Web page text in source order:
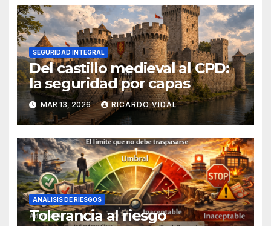
SEGURIDAD INTEGRAL
Del castillo medieval al CPD:
la seguridad por capas
MAR 13, 2026 RICARDO VIDAL
ANÁLISIS DE RIESGOS
Tolerancia al riesgo